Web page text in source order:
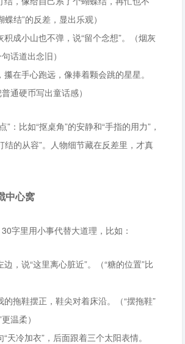
蝶结”的反差，显出乐观）
积成小山也不弹，说“留个念想”。（烟灰
话道出念旧）
在手心跑远，像捧着颗会跳的星星。
普通硬币写出童话感）
”：比如“抠桌角”的安静和“手指的用力”，
结的从容”。人物细节藏在反差里，才真
中心窝
字里用小事代替大道理，比如：
，说“这里离心脏近”。（“糖的位置”比
拖鞋摆正，鞋尖对着床沿。（“摆拖鞋”
温柔）
天冷加衣”，后面跟着三个太阳表情。